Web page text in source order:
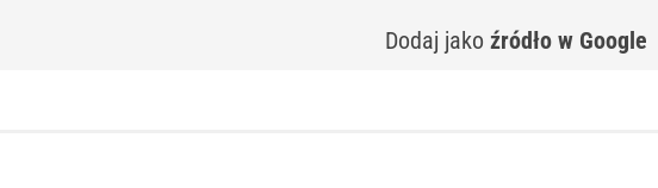
Dodaj jako źródło w Google